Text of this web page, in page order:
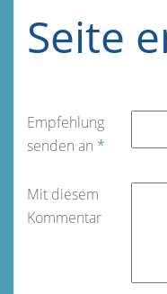
Seite
Empfehlung
senden an *
Mit diesem
Kommentar